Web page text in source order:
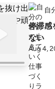
自
停滞感
ない
Aug 4,